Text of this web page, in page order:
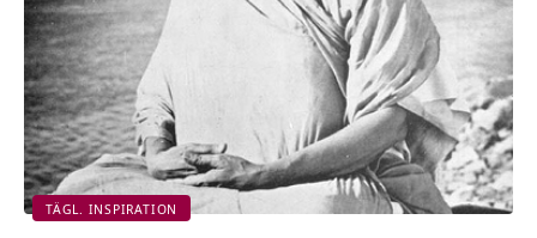
TÄGL. INSPIRATION